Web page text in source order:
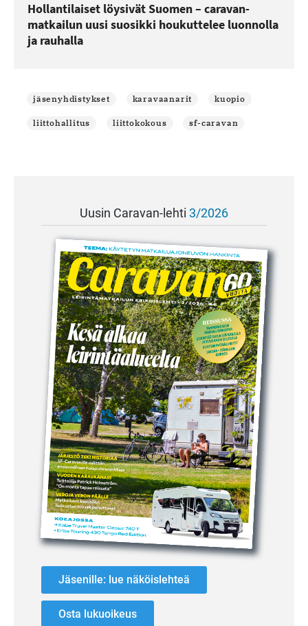
Hollantilaiset löysivät Suomen – caravan-
matkailun uusi suosikki houkuttelee luonnolla
ja rauhalla
jäsenyhdistykset karavaanarit kuopio
liittohallitus liittokokous sf-caravan
Uusin Caravan-lehti 3/2026
Jäsenille: lue näköislehteä
Osta lukuoikeus